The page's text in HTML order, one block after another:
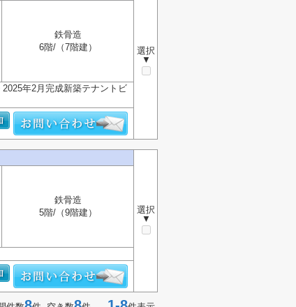
選択
▼
鉄骨造
6階/（7階建）
年2月完成新築テナントビ
選択
▼
鉄骨造
5階/（9階建）